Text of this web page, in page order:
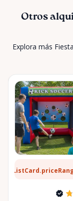
Otros
Explora más